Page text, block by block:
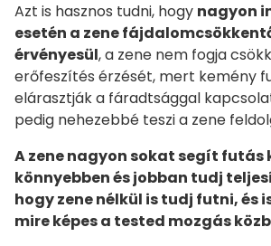
Azt is hasznos tudni, hogy nagyon
esetén a zene
érvényesül, a zene nem fogja
erőfeszítés érzését, mert kemény
elárasztják a fáradtsággal
pedig nehezebbé teszi a zene
A zene nagyon sokat segít futás
könnyebben és jobban tudj
hogy zene nélkül is tudj futni, és
mire képes a tested mozgás